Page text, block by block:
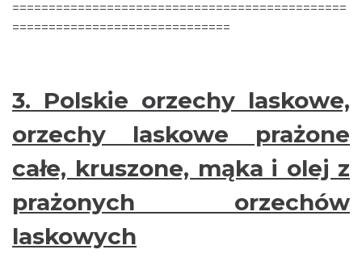
==============================================
==============================
3. Polskie orzechy laskowe,
orzechy laskowe prażone
całe, kruszone, mąka i olej z
prażonych orzechów
laskowych